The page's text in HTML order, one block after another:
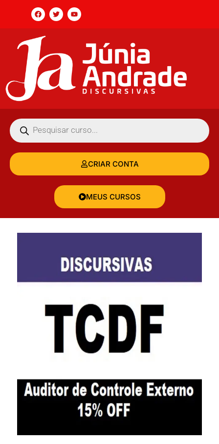
CRIAR CONTA
MEUS CURSOS